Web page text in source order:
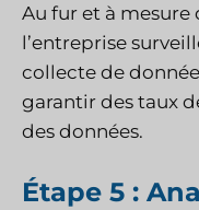
Au fur et à mesure
l’entreprise
collecte de
garantir des taux
des données.
Étape 5 :